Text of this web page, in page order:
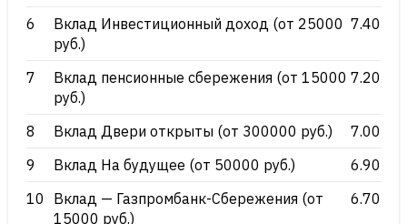
6
Вклад Инвестиционный доход (от 25000
руб.)
7.40
7
Вклад пенсионные сбережения (от 15000
руб.)
7.20
8 Вклад Двери открыты (от 300000 руб.)
7.00
9
Вклад На будущее (от 50000 руб.)
6.90
10
Вклад — Газпромбанк-Сбережения (от
15000 руб.)
6.70